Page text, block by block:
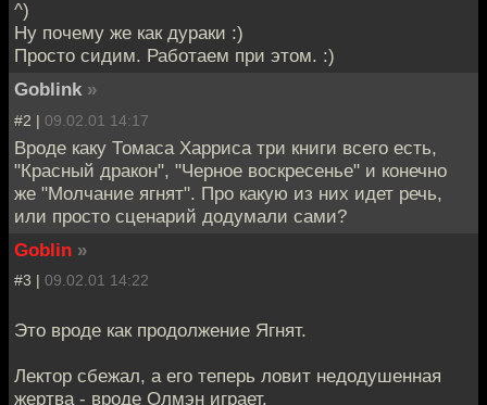
^)
Ну почему же как дураки :)
Просто сидим. Работаем при этом. :)
Goblink »
#2 | 09.02.01 14:17
Вроде каку Томаса Харриса три книги всего есть,
"Красный дракон", "Черное воскресенье" и конечно
же "Молчание ягнят". Про какую из них идет речь,
или просто сценарий додумали сами?
Goblin »
#3 | 09.02.01 14:22
Это вроде как продолжение Ягнят.
Лектор сбежал, а его теперь ловит недодушенная
жертва - вроде Олмэн играет.